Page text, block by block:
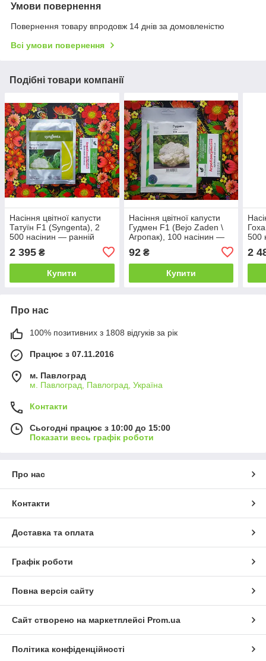
Умови повернення
Повернення товару впродовж 14 днів за домовленістю
Всі умови повернення
Подібні товари компанії
Насіння цвітної капусти
Татуїн F1 (Syngenta), 2
500 насінин — ранній
2 395 ₴
Купити
Насіння цвітної капусти
Гудмен F1 (Bejo Zaden \
Агропак), 100 насінин —
ранньостигла (75-80 днів),
високоврожайна
92₴
Купити
500
(72-
2
Про нас
100% позитивних з 1808 відгуків за рік
Працює з 07.11.2016
м. Павлоград
м. Павлоград, Павлоград, Україна
Контакти
Сьогодні працює з 10:00 до 15:00
Показати весь графік роботи
Про нас
Контакти
Доставка та оплата
Графік роботи
Повна версія сайту
Сайт створено на маркетплейсі Prom.ua
Політика конфіденційності